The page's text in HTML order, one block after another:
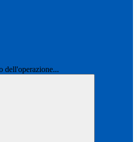
dell'operazione...